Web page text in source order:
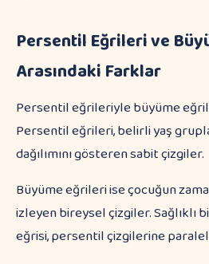
Persentil Eğrileri ve
Arasındaki Farklar
Persentil eğrileriyle büyüme
Persentil eğrileri, belirli yaş
dağılımını gösteren sabit çizgiler.
Büyüme eğrileri ise çocuğun
izleyen bireysel çizgiler. Sağlıklı
eğrisi, persentil çizgilerine